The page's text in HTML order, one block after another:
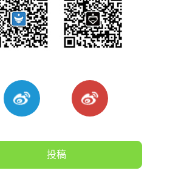
投稿